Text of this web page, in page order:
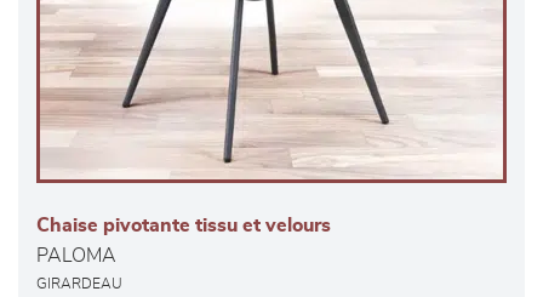
Chaise pivotante tissu et velours
PALOMA
GIRARDEAU